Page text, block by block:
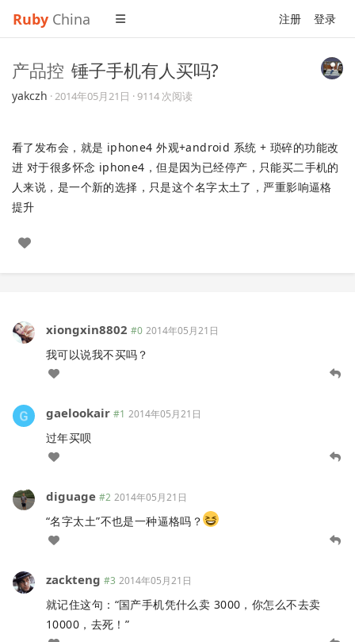
Ruby China 注册 登录
产品控 锤子手机有人买吗?
yakczh ·2014年05月21日 · 9114 次阅读
看了发布会，就是 iphone4 外观+android 系统 + 琐碎的功能改
进 对于很多怀念 iphone4，但是因为已经停产，只能买二手机的
人来说，是一个新的选择，只是这个名字太土了，严重影响逼格
提升
xiongxin8802 #0 2014年05月21日
我可以说我不买吗？
gaelookair #1 2014年05月21日
过年买呗
diguage #2 2014年05月21日
“名字太土”不也是一种逼格吗？
zackteng #3 2014年05月21日
就记住这句：“国产手机凭什么卖 3000，你怎么不去卖
10000，去死！”